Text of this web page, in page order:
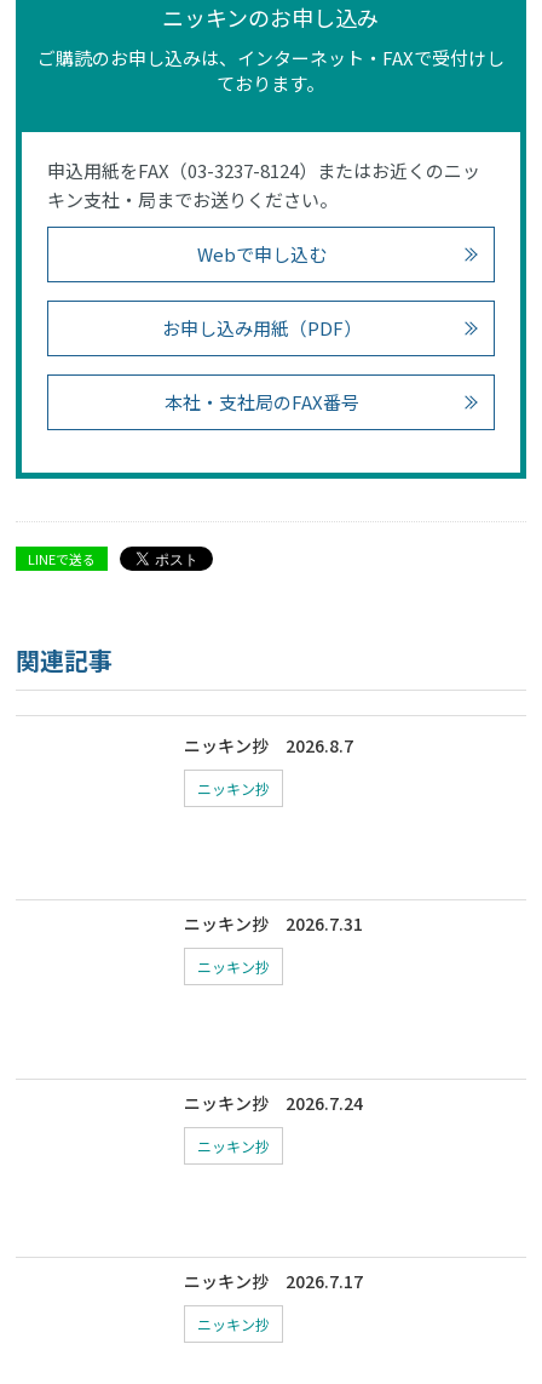
ニッキンのお申し込み
ご購読のお申し込みは、インターネット・FAXで受付けし
ております。
申込用紙をFAX（03-3237-8124）またはお近くのニッ
キン支社・局までお送りください。
Webで申し込む
お申し込み用紙（PDF）
本社・支社局のFAX番号
LINEで送る
関連記事
ニッキン抄 2026.8.7
ニッキン抄
ニッキン抄 2026.7.31
ニッキン抄
ニッキン抄 2026.7.24
ニッキン抄
ニッキン抄 2026.7.17
ニッキン抄